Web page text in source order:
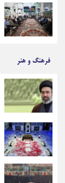
فرهنگ و هنر